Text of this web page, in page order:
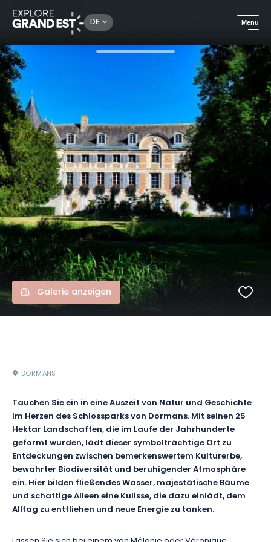
DE Menu
Sehenswertes in der Region Grand Est Historischer Rundgang durch den Schlosspark von Dormans
Galerie anzeigen
DORMANS
Tauchen Sie ein in eine Auszeit von Natur und Geschichte
im Herzen des Schlossparks von Dormans. Mit seinen 25
Hektar Landschaften, die im Laufe der Jahrhunderte
geformt wurden, lädt dieser symbolträchtige Ort zu
Entdeckungen zwischen bemerkenswertem Kulturerbe,
bewahrter Biodiversität und beruhigender Atmosphäre
ein. Hier bilden fließendes Wasser, majestätische Bäume
und schattige Alleen eine Kulisse, die dazu einlädt, dem
Alltag zu entfliehen und neue Energie zu tanken.